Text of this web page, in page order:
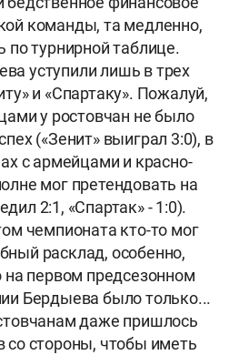
команды, та медленно,
по турнирной таблице.
уступили лишь в трех
и «Спартаку». Пожалуй,
у ростовчан не было
(«Зенит» выиграл 3:0), в
с армейцами и красно-
мог претендовать на
2:1, «Спартак» - 1:0).
чемпионата кто-то мог
расклад, особенно,
на первом предсезонном
Бердыева было только...
даже пришлось
со стороны, чтобы иметь